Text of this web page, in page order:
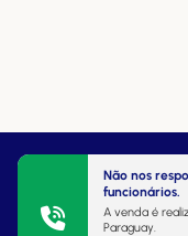
Não nos
funcionários.
A venda é
Paraguay.